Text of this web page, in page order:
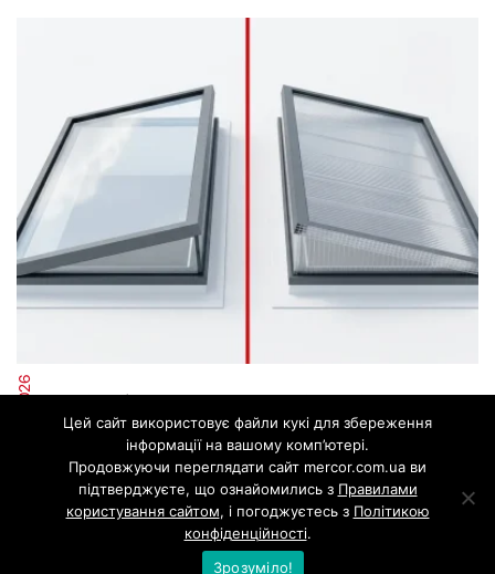
20. 07. 2026 Полікарбонат проти скла у зенітних ліхтарях
Цей сайт використовує файли кукі для збереження
інформації на вашому комп’ютері.
Продовжуючи переглядати сайт mercor.com.ua ви
підтверджуєте, що ознайомились з Правилами
користування сайтом, і погоджуєтесь з Політикою
конфіденційності.
Зрозуміло!